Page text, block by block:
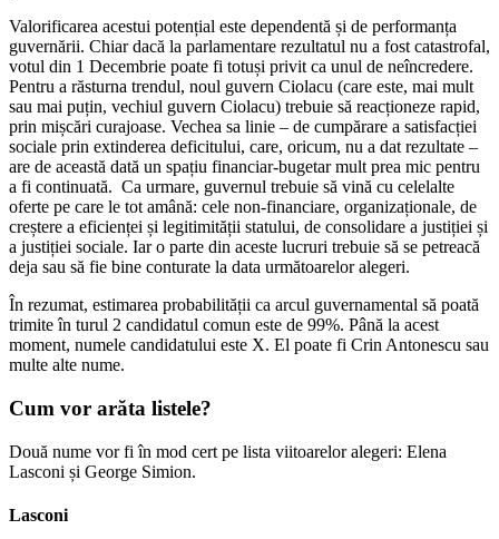
Valorificarea acestui potențial este dependentă și de performanța
guvernării. Chiar dacă la parlamentare rezultatul nu a fost catastrofal,
votul din 1 Decembrie poate fi totuși privit ca unul de neîncredere.
Pentru a răsturna trendul, noul guvern Ciolacu (care este, mai mult
sau mai puțin, vechiul guvern Ciolacu) trebuie să reacționeze rapid,
prin mișcări curajoase. Vechea sa linie – de cumpărare a satisfacției
sociale prin extinderea deficitului, care, oricum, nu a dat rezultate –
are de această dată un spațiu financiar-bugetar mult prea mic pentru
a fi continuată. Ca urmare, guvernul trebuie să vină cu celelalte
oferte pe care le tot amână: cele non-financiare, organizaționale, de
creștere a eficienței și legitimității statului, de consolidare a justiției și
a justiției sociale. Iar o parte din aceste lucruri trebuie să se petreacă
deja sau să fie bine conturate la data următoarelor alegeri.
În rezumat, estimarea probabilității ca arcul guvernamental să poată
trimite în turul 2 candidatul comun este de 99%. Până la acest
moment, numele candidatului este X. El poate fi Crin Antonescu sau
multe alte nume.
Cum vor arăta listele?
Două nume vor fi în mod cert pe lista viitoarelor alegeri: Elena
Lasconi și George Simion.
Lasconi